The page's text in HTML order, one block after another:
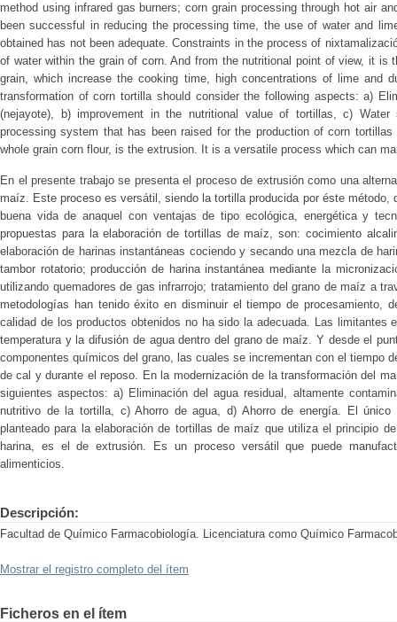
method using infrared gas burners; corn grain processing through hot air
been successful in reducing the processing time, the use of water and
obtained has not been adequate. Constraints in the process of
of water within the grain of corn. And from the nutritional point of view, it is
grain, which increase the cooking time, high concentrations of lime and
transformation of corn tortilla should consider the following aspects: a)
(nejayote), b) improvement in the nutritional value of tortillas, c)
processing system that has been raised for the production of corn
whole grain corn flour, is the extrusion. It is a versatile process which can
En el presente trabajo se presenta el proceso de extrusión como una
maíz. Este proceso es versátil, siendo la tortilla producida por éste método,
buena vida de anaquel con ventajas de tipo ecológica, energética y
propuestas para la elaboración de tortillas de maíz, son: cocimiento
elaboración de harinas instantáneas cociendo y secando una mezcla de
tambor rotatorio; producción de harina instantánea mediante la
utilizando quemadores de gas infrarrojo; tratamiento del grano de maíz a
metodologías han tenido éxito en disminuir el tiempo de procesamiento,
calidad de los productos obtenidos no ha sido la adecuada. Las limitantes
temperatura y la difusión de agua dentro del grano de maíz. Y desde el
componentes químicos del grano, las cuales se incrementan con el tiempo
de cal y durante el reposo. En la modernización de la transformación del
siguientes aspectos: a) Eliminación del agua residual, altamente
nutritivo de la tortilla, c) Ahorro de agua, d) Ahorro de energía. El
planteado para la elaboración de tortillas de maíz que utiliza el principio
harina, es el de extrusión. Es un proceso versátil que puede
alimenticios.
Descripción:
Facultad de Químico Farmacobiología. Licenciatura como Químico
Mostrar el registro completo del ítem
Ficheros en el ítem